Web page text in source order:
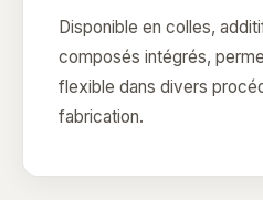
Disponible en colles,
composés intégrés,
flexible dans divers
fabrication.